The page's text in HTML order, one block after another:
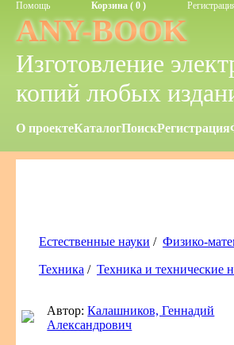
Помощь Корзина ( 0 )
ANY-BOOK
Изготовление
копий любых
О проектеКаталогПоискРегистрация
Естественные науки / Физико-
Техника / Техника и технические
Автор:Калашников, Геннадий
Александрович